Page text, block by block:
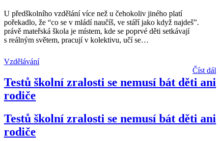
U předškolního vzdělání více než u čehokoliv jiného platí
pořekadlo, že “co se v mládí naučíš, ve stáří jako když najdeš”.
právě mateřská škola je místem, kde se poprvé děti setkávají
s reálným světem, pracují v kolektivu, učí se…
Vzdělávání
Číst dál
Testů školní zralosti se nemusí bát děti ani
rodiče
Testů školní zralosti se nemusí bát děti ani
rodiče